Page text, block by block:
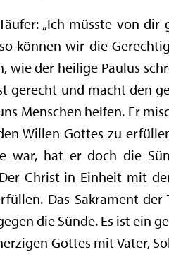
„Ich müsste von
können wir die
der heilige Paulus
gerecht und macht den
Menschen helfen. Er
Willen Gottes zu
war, hat er doch die
Christ in Einheit mit
Das Sakrament der
die Sünde. Es ist ein
Gottes mit Vater,